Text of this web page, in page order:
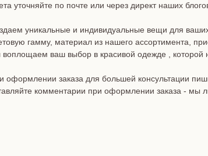
уточняйте по почте или через директ наших
уникальные и индивидуальные вещи для
гамму, материал из нашего ассортимента,
ваш выбор в красивой одежде , которой
оформлении заказа для большей консультации
комментарии при оформлении заказа - мы